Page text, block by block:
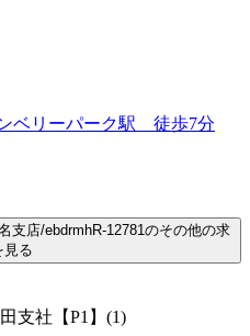
ベリーパーク駅 徒歩7分
支店/ebdrmhR-12781のその他の求
見る
支社【P1】(1)